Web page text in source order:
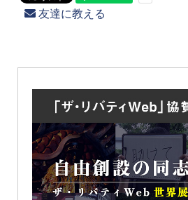
友達に教える